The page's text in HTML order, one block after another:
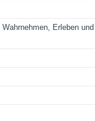
Erleben und